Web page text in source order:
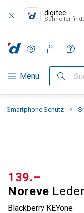
digitec
Schneller
Navigation nach
Menü Suche
Einstellungen
Kundenkonto
Vergleichslisten
Merklisten
Warenkorb
Smartphone Schutz
Noreve
Blackberry KEYone
CHF
139.–